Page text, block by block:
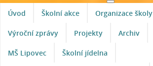
Úvod Školní akce Organizace školy
Výroční zprávy Projekty Archiv
MŠ Lipovec Školní jídelna